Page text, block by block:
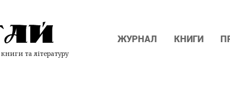
та літературу
ЖУРНАЛ КНИГИ